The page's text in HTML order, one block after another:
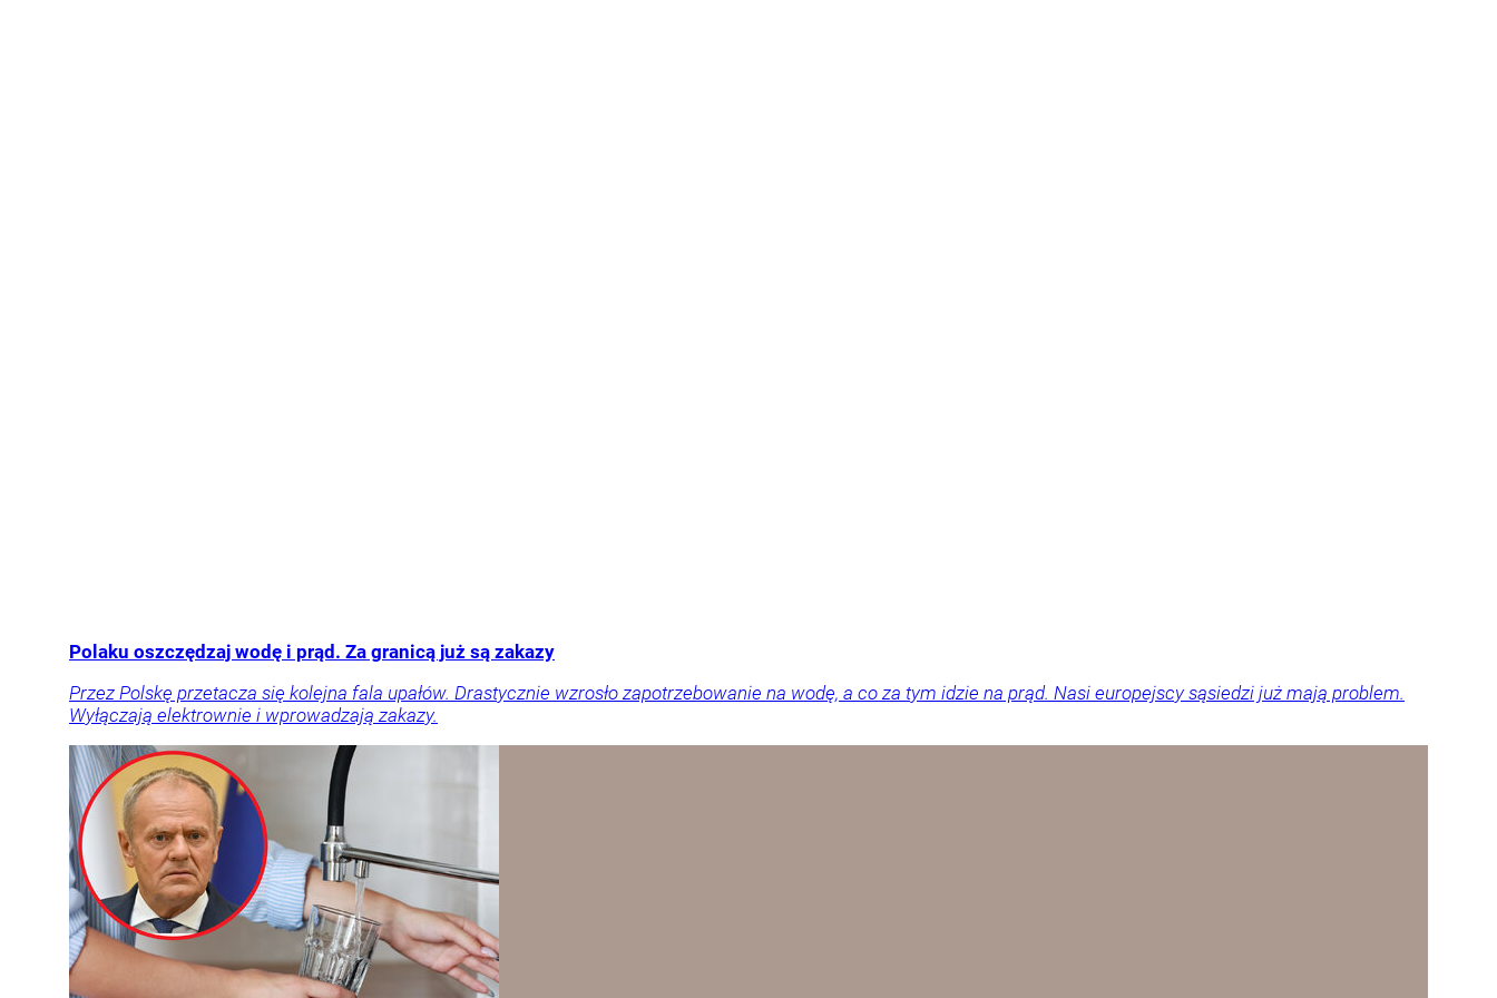
Polaku oszczędzaj wodę i prąd. Za granicą już są zakazy
Przez Polskę przetacza się kolejna fala upałów. Drastycznie wzrosło zapotrzebowanie na wodę, a co za tym idzie na prąd. Nasi europejscy sąsiedzi już mają problem.
Wyłączają elektrownie i wprowadzają zakazy.